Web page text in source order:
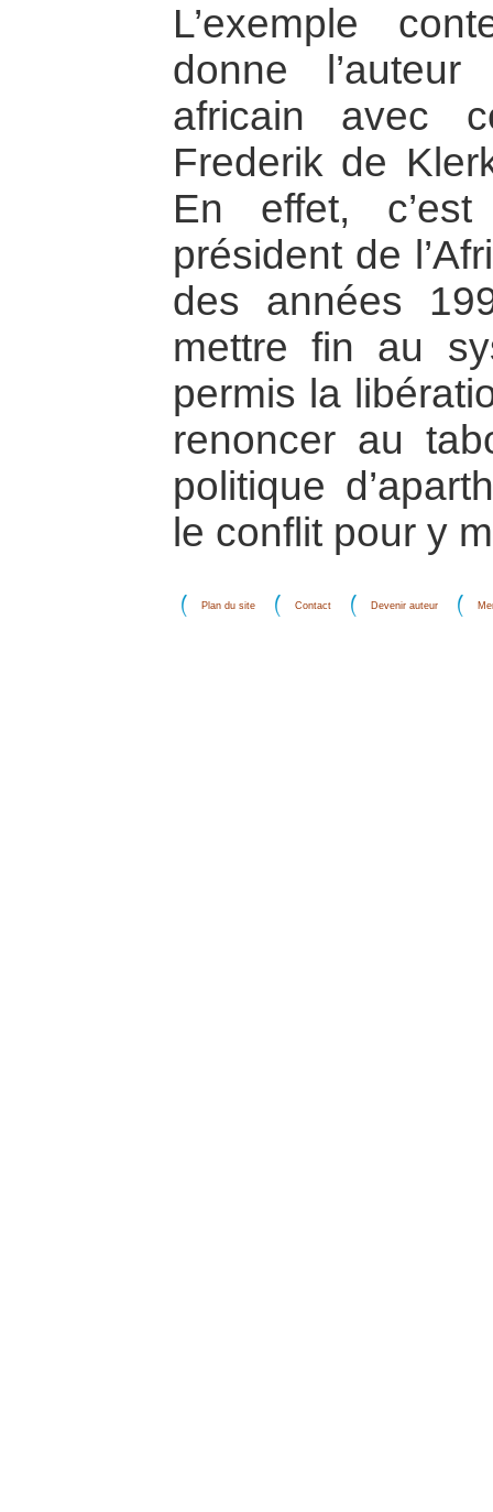
L’exemple
donne
africain avec
Frederik de
En effet,
président de
des années
mettre fin au
permis la
renoncer au
politique
le conflit pour y
Plan du site Contact Devenir auteur